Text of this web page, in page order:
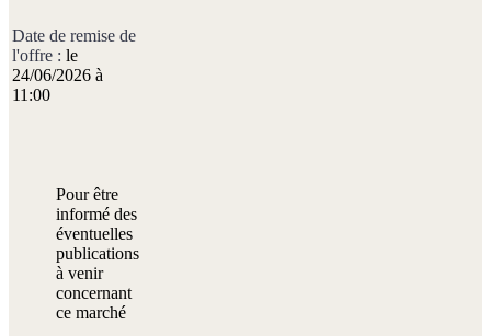
Date de remise de
l'offre : le
24/06/2026 à
11:00
Pour être
informé des
éventuelles
publications
à venir
concernant
ce marché